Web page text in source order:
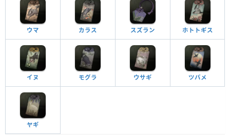
ウマ カラス スズラン ホトトギス
イヌ モグラ ウサギ ツバメ
ヤギ